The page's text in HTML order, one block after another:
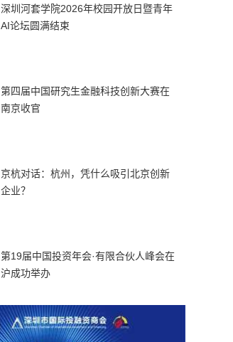
深圳河套学院2026年校园开放日暨青年
AI论坛圆满结束
第四届中国研究生金融科技创新大赛在
南京收官
京杭对话：杭州，凭什么吸引北京创新
企业？
第19届中国投资年会·有限合伙人峰会在
沪成功举办